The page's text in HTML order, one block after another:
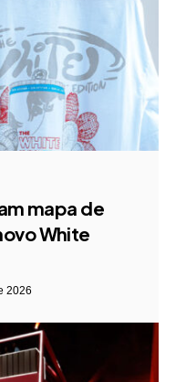
mapa de
White
2026